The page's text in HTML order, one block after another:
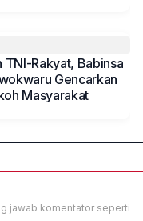
TNI-Rakyat, Babinsa
Gencarkan
Masyarakat
jawab komentator seperti